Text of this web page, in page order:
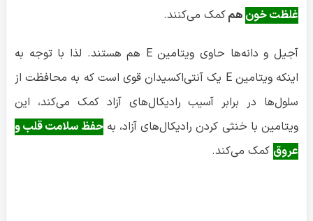
غلظت خون همکمک می‌کنند.
آجیل و دانه‌ها حاوی ویتامین E هم هستند. لذا با توجه به
اینکه ویتامین E یک آنتی‌اکسیدان قوی است که به محافظت از
سلول‌ها در برابر آسیب رادیکال‌های آزاد کمک می‌کند، این
ویتامین با خنثی کردن رادیکال‌های آزاد، بهحفظ سلامت قلب و
عروق کمک می‌کند.